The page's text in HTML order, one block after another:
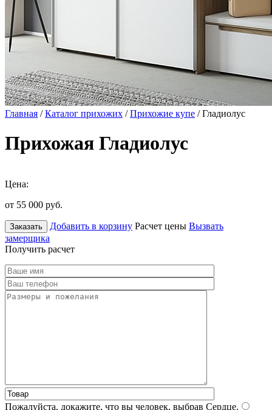
Главная /Каталог прихожих /Прихожие купе / Гладиолус
Прихожая Гладиолус
Цена:
от 55 000 руб.
Заказать Добавить в корзину Расчет цены Вызвать
замерщика
Получить расчет
Пожалуйста, докажите, что вы человек, выбрав Сердце.